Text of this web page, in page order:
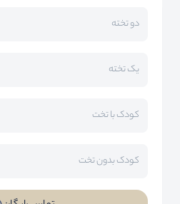
دو تخته
یک تخته
کودک با تخت
کودک بدون تخت